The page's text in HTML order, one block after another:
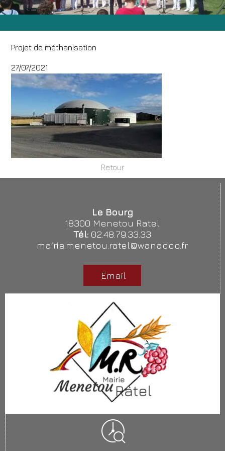
Projet de méthanisation
27/07/2021
Retour
Le Bourg
18300 Menetou Ratel
Tél: 02.48.79.33.33
mairie.menetou.ratel@wanadoo.fr
Email